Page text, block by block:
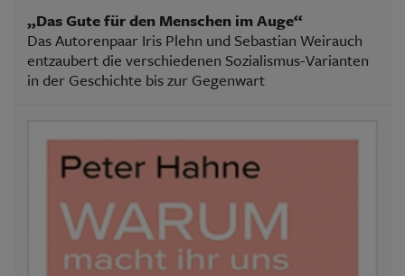
„Das Gute für den Menschen im Auge“
Das Autorenpaar Iris Plehn und Sebastian Weirauch
entzaubert die verschiedenen Sozialismus-Varianten
in der Geschichte bis zur Gegenwart